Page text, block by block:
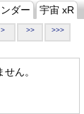
ダー 宇宙 xR
> >> >>>
ん。